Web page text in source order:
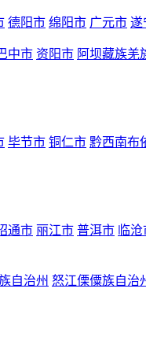
德阳市 绵阳市 广元市 遂
中市 资阳市 阿坝藏族羌
毕节市 铜仁市 黔西南布
通市 丽江市 普洱市 临
自治州 怒江傈僳族自治